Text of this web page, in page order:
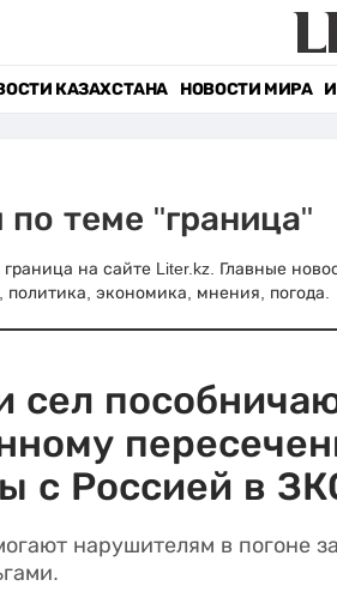
КАЗАХСТАНА НОВОСТИ МИРА
по теме "граница"
на сайте Liter.kz. Главные
политика, экономика, мнения, погода.
сел
с Россией в
нарушителям в погоне